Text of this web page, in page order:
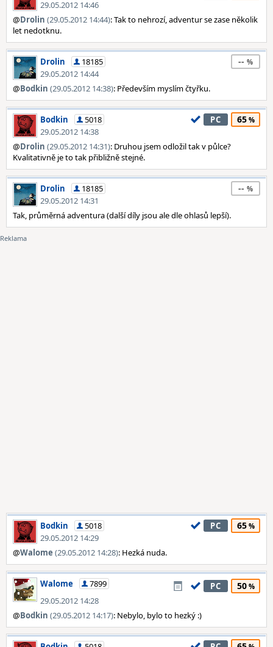
29.05.2012 14:46
@Drolin (29.05.2012 14:44): Tak to nehrozí, adventur se zase několik
let nedotknu.
Drolin
18185
29.05.2012 14:44
--
@Bodkin (29.05.2012 14:38): Především myslím čtyřku.
Bodkin
5018
29.05.2012 14:38
PC 65
@Drolin (29.05.2012 14:31): Druhou jsem odložil tak v půlce?
Kvalitativně je to tak přibližně stejné.
Drolin
18185
29.05.2012 14:31
--
Tak, průměrná adventura (další díly jsou ale dle ohlasů lepší).
Bodkin
5018
29.05.2012 14:29
PC 65
@Walome (29.05.2012 14:28): Hezká nuda.
Walome
7899
29.05.2012 14:28
PC 50
@Bodkin (29.05.2012 14:17): Nebylo, bylo to hezký :)